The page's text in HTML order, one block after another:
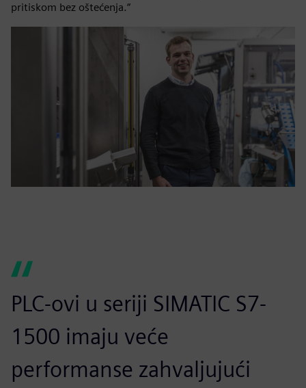
pritiskom bez oštećenja.“
PLC-ovi u seriji SIMATIC S7-
1500 imaju veće
performanse zahvaljujući